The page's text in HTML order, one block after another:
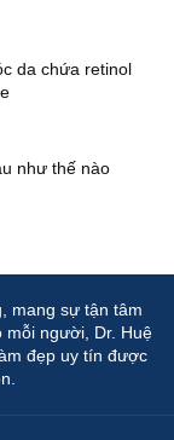
da chứa retinol
như thế nào
mang sự tận tâm
mỗi người, Dr. Huệ
đẹp uy tín được